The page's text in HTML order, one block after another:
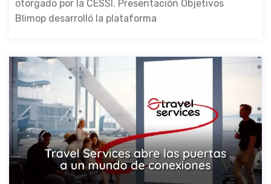
otorgado por la CESSI. Presentación Objetivos
Blimop desarrolló la plataforma